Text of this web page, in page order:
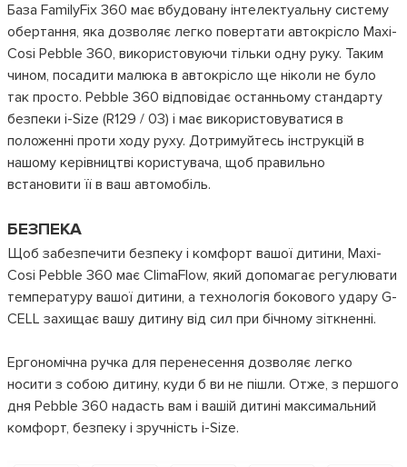
База FamilyFix 360 має вбудовану інтелектуальну систему
обертання, яка дозволяє легко повертати автокрісло Maxi-
Cosi Pebble 360, використовуючи тільки одну руку. Таким
чином, посадити малюка в автокрісло ще ніколи не було
так просто. Pebble 360 ​​відповідає останньому стандарту
безпеки i-Size (R129 / 03) і має використовуватися в
положенні проти ходу руху. Дотримуйтесь інструкцій в
нашому керівництві користувача, щоб правильно
встановити її в ваш автомобіль.
БЕЗПЕКА
Щоб забезпечити безпеку і комфорт вашої дитини, Maxi-
Cosi Pebble 360 ​​має ClimaFlow, який допомагає регулювати
температуру вашої дитини, а технологія бокового удару G-
CELL захищає вашу дитину від сил при бічному зіткненні.
Ергономічна ручка для перенесення дозволяє легко
носити з собою дитину, куди б ви не пішли. Отже, з першого
дня Pebble 360 ​​надасть вам і вашій дитині максимальний
комфорт, безпеку і зручність i-Size.